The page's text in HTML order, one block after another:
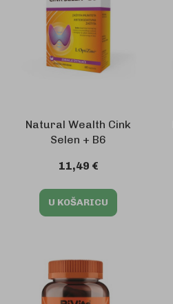
Natural Wealth Cink
Selen + B6
11,49 €
U KOŠARICU